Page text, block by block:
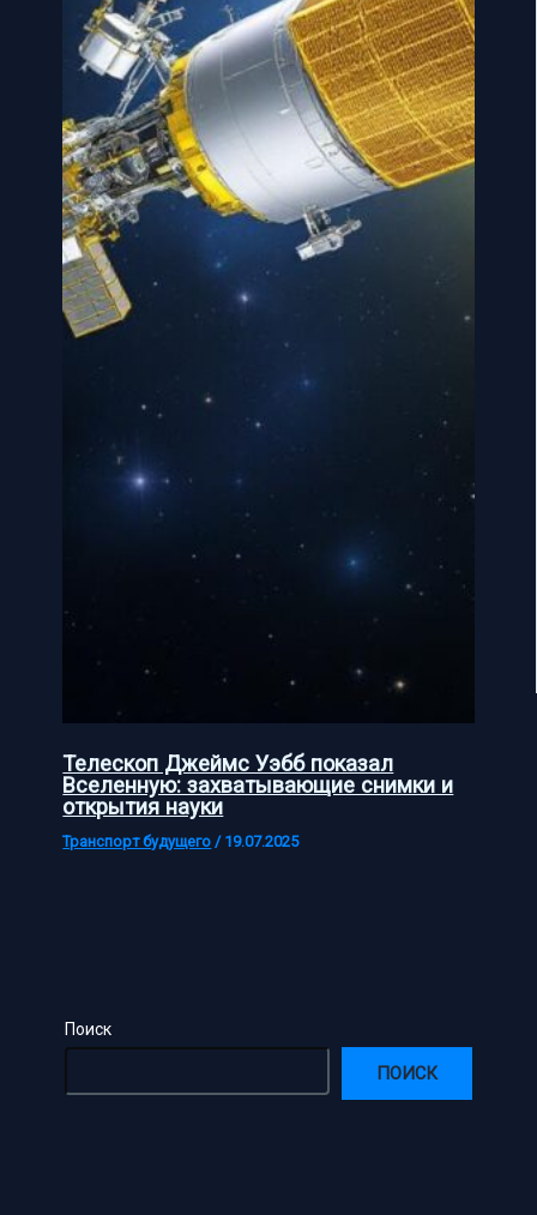
Телескоп Джеймс Уэбб показал
Вселенную: захватывающие снимки и
открытия науки
Транспорт будущего / 19.07.2025
Поиск
ПОИСК